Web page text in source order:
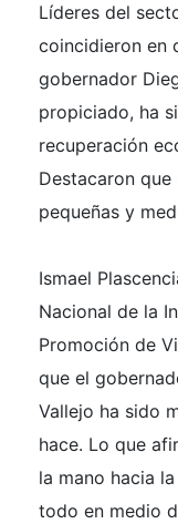
Líderes del
coincidieron en
gobernador
propiciado, ha
recuperación
Destacaron
pequeñas y
Ismael
Nacional de la
Promoción de
que el
Vallejo ha sido
hace. Lo que
la mano hacia
todo en medio